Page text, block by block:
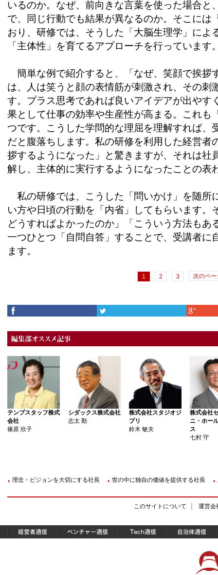
いるのか。なぜ、前向きな言葉を使った場合と
で、同じ行動でも結果が異なるのか。そこには
おり、研修では、そうした「大脳生理学」によ
「主体性」を育てるアプローチを行っています
簡単な例で紹介すると、「なぜ、笑顔で挨拶
は、人は笑うと顔の表情筋が刺激され、その刺
す。プラス思考であれば良いアイデアが出やす
果として仕事の効率や生産性が高まる。これも
つです。こうした学問的な理屈を理解すれば、
だと腹落ちします。私の研修を利用した経営者
拶するようになった」と驚きますが、それは社
解し、主体的に実行するようになったことの表
私の研修では、こうした「問いかけ」を随所
い方や日頃の行動を「内省」してもらいます。
どうすればよかったのか」「こういう方法もあ
一つひとつ「自問自答」することで、受講者に
ます。
1 2 3 次のペー
テンプスタッフ株式
会社
篠原 欣子
シダックス株式会社
志太 勤
株式会社スタジオジ
ブリ
鈴木 敏夫
株式会社
ニ・ホー
ス
七村 守
理念・ビジョンを大切にする社長 世の中に独自の価値を提供する社長
このサイトについて 運営会